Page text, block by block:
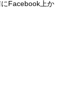
Facebook上か